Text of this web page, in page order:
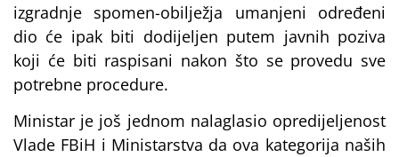
izgradnje spomen-obilježja umanjeni određeni
dio će ipak biti dodijeljen putem javnih poziva
koji će biti raspisani nakon što se provedu sve
potrebne procedure.
Ministar je još jednom nalaglasio opredijeljenost
Vlade FBiH i Ministarstva da ova kategorija naših